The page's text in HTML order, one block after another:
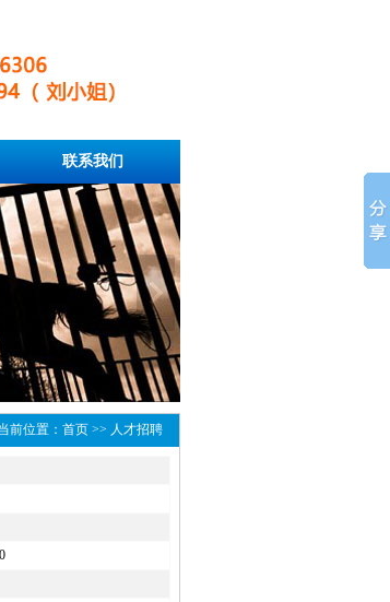
联系我们
前位置：首页 >> 人才招聘